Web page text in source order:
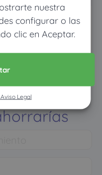
nuestra
configurar o las
clic en Aceptar.
Aviso Legal